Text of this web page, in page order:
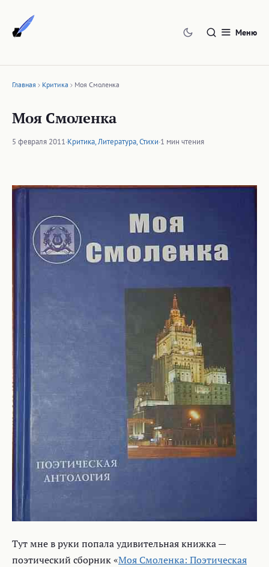
содержимому
Меню
Главная Критика Моя Смоленка
Моя Смоленка
5 февраля 2011·Критика,Литература,Стихи·1 мин чтения
Тут мне в руки попала удивительная книжка —
поэтический сборник «Моя Смоленка: Поэтическая